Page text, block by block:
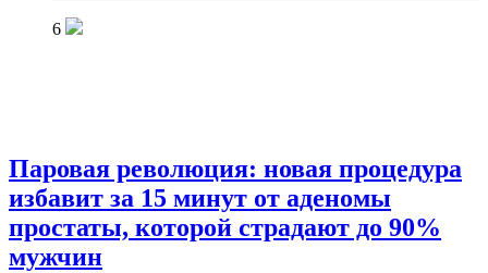
6
Паровая революция: новая процедура
избавит за 15 минут от аденомы
простаты, которой страдают до 90%
мужчин